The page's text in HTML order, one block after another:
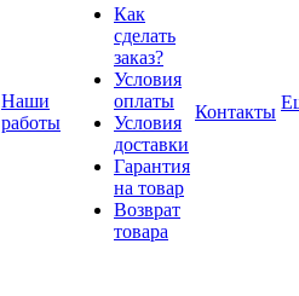
Наши
работы
Как
сделать
заказ?
Условия
оплаты
Условия
доставки
Гарантия
на товар
Возврат
товара
Контакты